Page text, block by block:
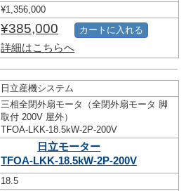
¥1,356,000
¥385,000
詳細はこちらへ
カートに入れる
日立産機システム
三相全閉外扇モータ（全閉外扇モータ 脚
取付 200V 屋外）
TFOA-LKK-18.5kW-2P-200V
日立モーター
TFOA-LKK-18.5kW-2P-200V
18.5